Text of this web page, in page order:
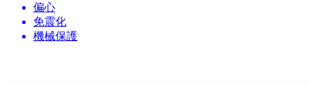
偏心
免震化
機械保護